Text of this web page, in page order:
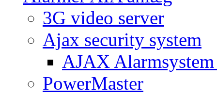
3G video server
Ajax security system
AJAX
PowerMaster